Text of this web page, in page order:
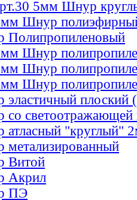
5мм Шнур
Шнур
Полипропиленовый
Шнур
Шнур
Шнур
плоский
светоотражающей
"круглый"
Витой
Акрил
ПЭ